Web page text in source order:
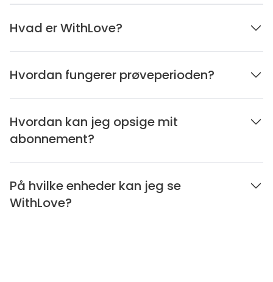
Hvad er WithLove?
Hvordan fungerer prøveperioden?
Hvordan kan jeg opsige mit
abonnement?
På hvilke enheder kan jeg se
WithLove?